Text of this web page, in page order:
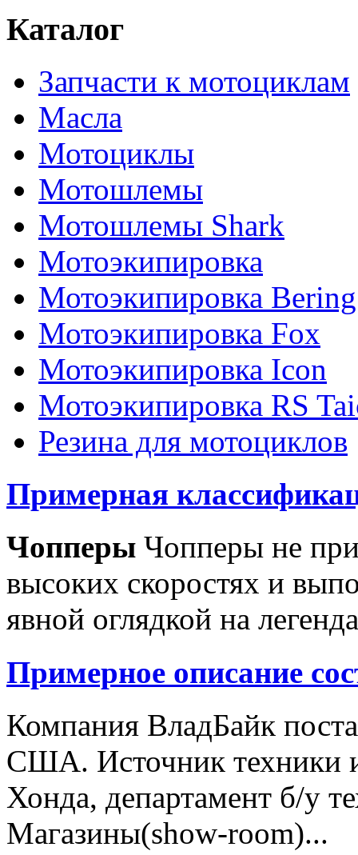
Каталог
Запчасти к мотоциклам
Масла
Мотоциклы
Мотошлемы
Мотошлемы Shark
Мотоэкипировка
Мотоэкипировка Bering
Мотоэкипировка Fox
Мотоэкипировка Icon
Мотоэкипировка RS
Резина для мотоциклов
Примерная
Чопперы Чопперы не
высоких скоростях и
явной оглядкой на
Примерное описание
Компания ВладБайк
США. Источник техники
Хонда, департамент б/у
Магазины(show-room)...